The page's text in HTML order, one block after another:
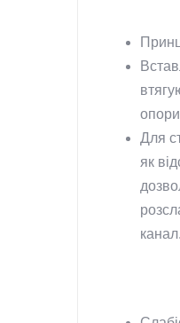
опори
Для
як
канал.